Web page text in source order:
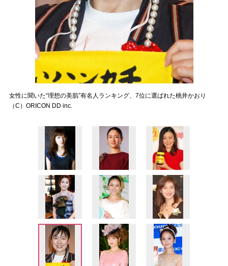
女性に聞いた“理想の美肌”有名人ランキング、7位に選ばれた桃井かおり
（C）ORICON DD inc.